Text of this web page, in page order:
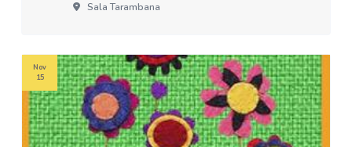
Sala Tarambana
Nov
15